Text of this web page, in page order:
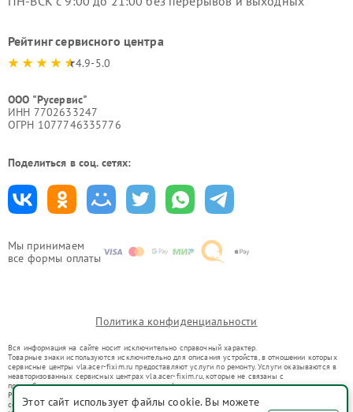
Мы принимаем
все формы оплаты
Рейтинг сервисного центра
4.9-5.0
ООО "Русервис"
ИНН 7702633247
ОГРН 1077746335776
Поделиться в соц. сетях:
Политика конфиденциальности
Вся информация на сайте носит исключительно справочный характер.
Товарные знаки используются исключительно для описания устройств, в отношении которых
сервисные центры vla.acer-fixim.ru предоставляют услуги по ремонту. Услуги оказываются в
неавторизованных сервисных центрах vla.acer-fixim.ru, которые не связаны с
правообладателями товарных знаков или их официальными представителями.
Ремонт осуществляется для устройств, уже введенных в гражданский оборот в соответствии
со статьей 1487 ГК РФ.
Этот сайт использует файлы cookie. Вы можете